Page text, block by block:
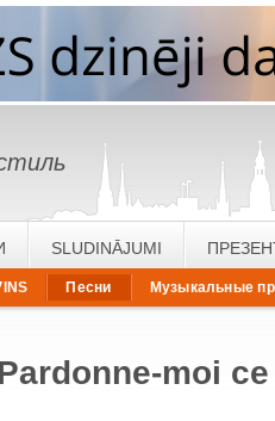
SLUDINĀJUMI
Песни Музыкальные
moi